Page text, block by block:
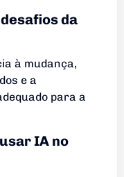
da
à mudança,
e a
para a
IA no